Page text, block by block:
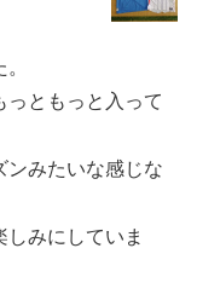
っともっと入って
ンみたいな感じな
みにしていま